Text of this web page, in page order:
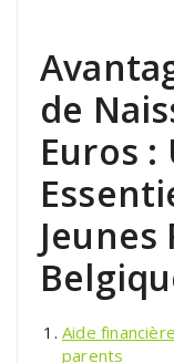
de
Euros :
Aide
parents